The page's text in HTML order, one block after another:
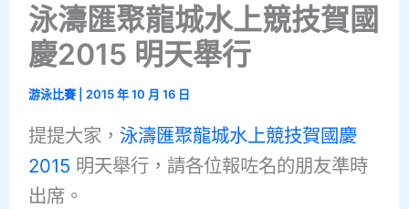
泳濤匯聚龍城水上競技賀國
慶2015 明天舉行
游泳比賽 2015 年 10 月 16 日
提提大家， 泳濤匯聚龍城水上競技賀國慶
2015 明天舉行，請各位報咗名的朋友準時
出席。